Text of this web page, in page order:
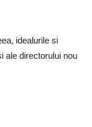
idealurile si
ale directorului nou